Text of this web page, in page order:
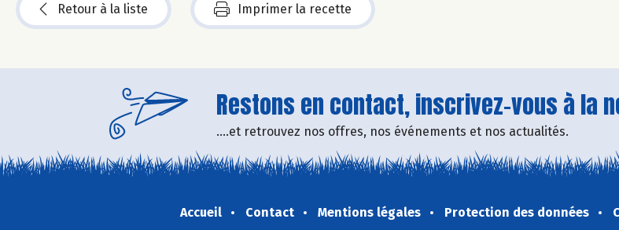
Retour à la liste Imprimer la recette
Restons en contact, inscrivez-vous à la
....et retrouvez nos offres, nos événements et nos actualités.
Accueil Contact Mentions légales Protection des données